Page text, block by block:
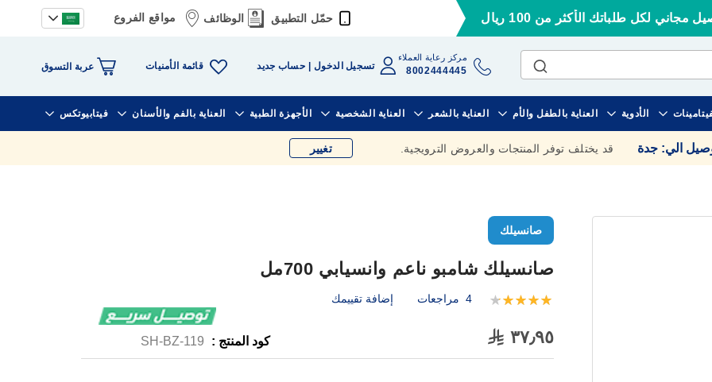
مجاني لكل طلباتك الأكثر من 100 ريال حمّل التطبيق الوظائف مواقع الفروع
مركز رعاية العملاء
8002444445 تسجيل الدخول حساب جديد قائمة الأمنيات عربة التسوق
الأدوية العناية بالطفل والأم العناية بالشعر العناية الشخصية الأجهزة الطبية العناية بالفم والأسنان فيتابيوتكس
الي: جدة قد يختلف توفر المنتجات والعروض الترويجية. تغيير
صانسيلك
صانسيلك شامبو ناعم وانسيابي 700مل
تقييم:
4 مراجعات إضافة تقييمك
٣٧٫٩٥ كود المنتج : SH-BZ-119